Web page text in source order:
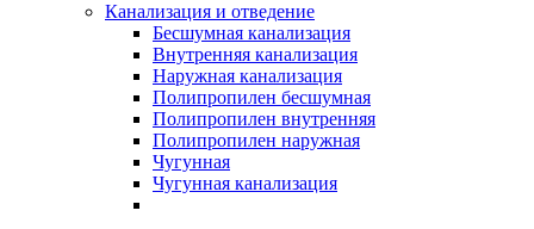
Канализация и отведение
Бесшумная канализация
Внутренняя канализация
Наружная канализация
Полипропилен бесшумная
Полипропилен внутренняя
Полипропилен наружная
Чугунная
Чугунная канализация